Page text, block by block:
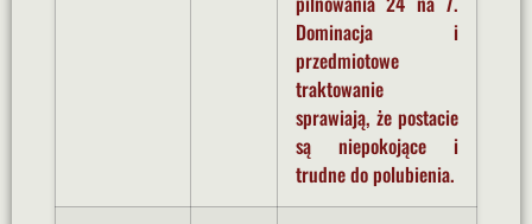
Dominacja i
przedmiotowe
traktowanie
sprawiają, że postacie
są niepokojące i
trudne do polubienia.